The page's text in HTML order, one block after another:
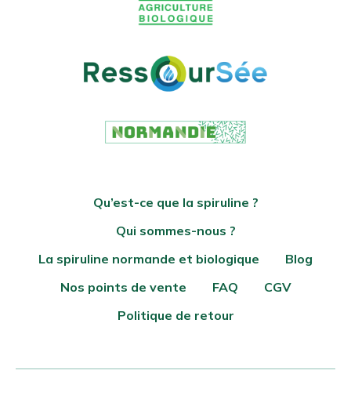
Qu’est-ce que la spiruline ?
Qui sommes-nous ?
La spiruline normande et biologique
Blog
Nos points de vente
FAQ
CGV
Politique de retour